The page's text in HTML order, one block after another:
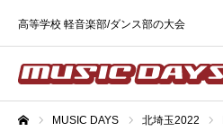
高等学校 軽音楽部/ダンス部の大会
MUSIC DAYS 北埼玉2022